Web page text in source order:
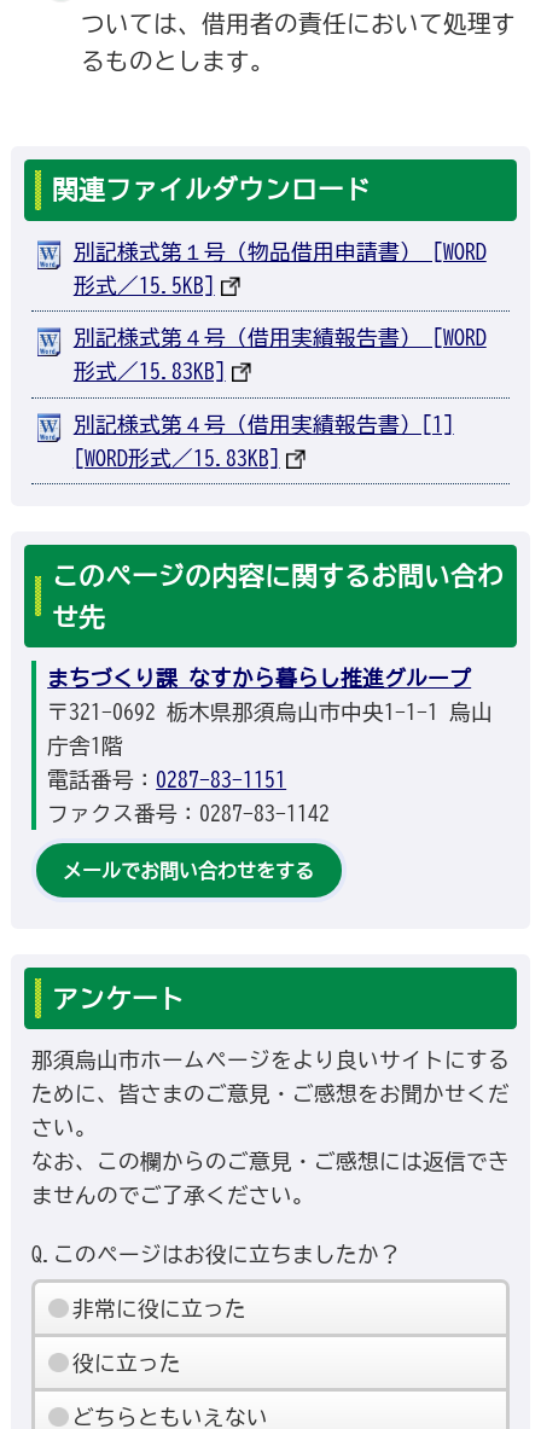
ついては、借用者の責任において処理す
るものとします。
関連ファイルダウンロード
別記様式第１号（物品借用申請書） [WORD
形式／15.5KB]
別記様式第４号（借用実績報告書） [WORD
形式／15.83KB]
別記様式第４号（借用実績報告書）[1]
[WORD形式／15.83KB]
このページの内容に関するお問い合わ
せ先
まちづくり課 なすから暮らし推進グループ
〒321-0692 栃木県那須烏山市中央1-1-1 烏山
庁舎1階
電話番号： 0287-83-1151
ファクス番号：0287-83-1142
メールでお問い合わせをする
アンケート
那須烏山市ホームページをより良いサイトにする
ために、皆さまのご意見・ご感想をお聞かせくだ
さい。
なお、この欄からのご意見・ご感想には返信でき
ませんのでご了承ください。
Q.このページはお役に立ちましたか？
非常に役に立った
役に立った
どちらともいえない